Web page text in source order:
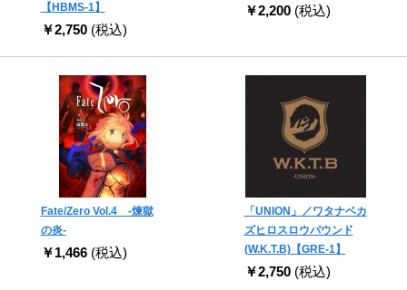
【HBMS-1】
￥2,750 (税込)
￥2,200 (税込)
Fate/Zero Vol.4 -煉獄
の炎-
￥1,466 (税込)
「UNION」／ワタナベカ
ズヒロスロウバウンド
(W.K.T.B)【GRE-1】
￥2,750 (税込)